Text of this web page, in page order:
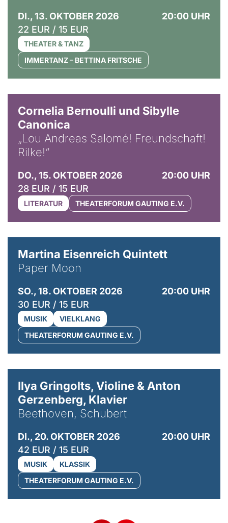
DI., 13. OKTOBER 2026
20:00 UHR
22 EUR / 15 EUR
THEATER & TANZ
IMMERTANZ – BETTINA FRITSCHE
Cornelia Bernoulli und Sibylle
Canonica
„Lou Andreas Salomé! Freundschaft!
Rilke!“
DO., 15. OKTOBER 2026
20:00 UHR
28 EUR / 15 EUR
LITERATUR THEATERFORUM GAUTING E.V.
Martina Eisenreich Quintett
Paper Moon
SO., 18. OKTOBER 2026
20:00 UHR
30 EUR / 15 EUR
MUSIK
VIELKLANG
THEATERFORUM GAUTING E.V.
Ilya Gringolts, Violine & Anton
Gerzenberg, Klavier
Beethoven, Schubert
DI., 20. OKTOBER 2026
20:00 UHR
42 EUR / 15 EUR
MUSIK
KLASSIK
THEATERFORUM GAUTING E.V.